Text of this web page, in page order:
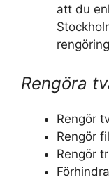
att du
Rengöra
Rengör
Rengör
Rengör